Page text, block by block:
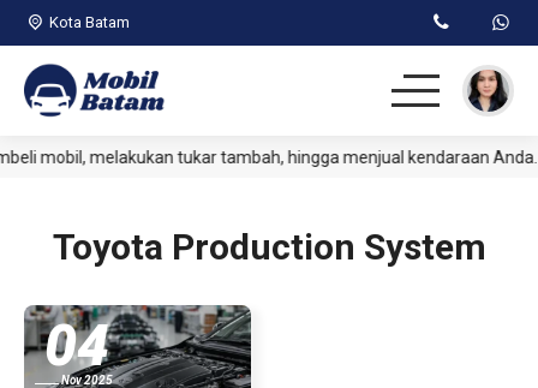
Kota Batam
Beranda
Jual Kendaraan
mobil, melakukan tukar tambah, hingga menjual kendaraan
Toyota Production System
04
Nov 2025